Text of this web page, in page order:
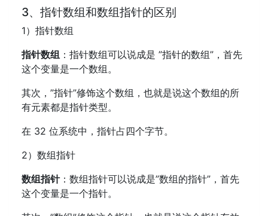
3、指针数组和数组指针的区别
1）指针数组
指针数组 ：指针数组可以说成是 ”指针的数组”，首先
这个变量是一个数组。
其次，”指针”修饰这个数组，也就是说这个数组的所
有元素都是指针类型。
在 32 位系统中，指针占四个字节。
2）数组指针
数组指针：数组指针可以说成是”数组的指针”，首先
这个变量是一个指针。